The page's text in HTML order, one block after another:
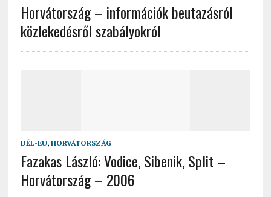
Horvátország – információk beutazásról
közlekedésről szabályokról
DÉL-EU, HORVÁTORSZÁG
Fazakas László: Vodice, Sibenik, Split –
Horvátország – 2006